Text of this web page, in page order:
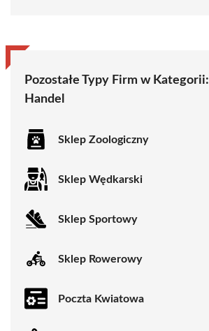
Pozostałe Typy Firm w Kategorii:
Handel
Sklep Zoologiczny
Sklep Wędkarski
Sklep Sportowy
Sklep Rowerowy
Poczta Kwiatowa